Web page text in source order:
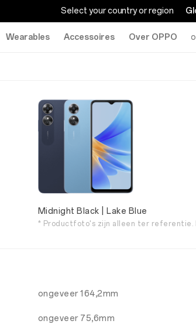
Select your country or region
Wearables Accessoires Over OPPO
Midnight Black | Lake Blue
* Productfoto's zijn alleen ter referentie.
ongeveer 164,2mm
ongeveer 75,6mm